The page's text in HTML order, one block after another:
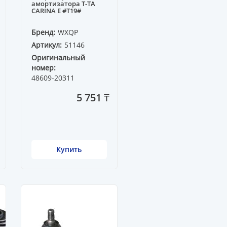
амортизатора T-TA
CARINA E #T19#
Бренд: WXQP
Артикул: 51146
Оригинальный
номер:
48609-20311
5 751 ₸
Купить